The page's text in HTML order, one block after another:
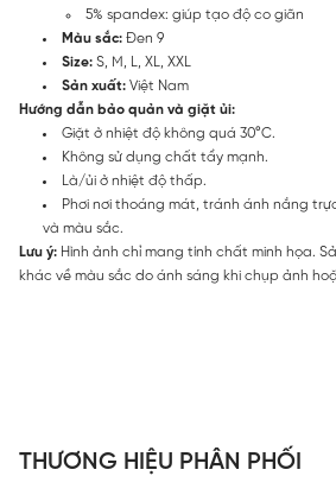
5% spandex: giúp tạo độ co giãn
Màu sắc: Đen 9
Size: S, M, L, XL, XXL
Sản xuất: Việt Nam
Hướng dẫn bảo quản và giặt ủi:
Giặt ở nhiệt độ không quá 30°C.
Không sử dụng chất tẩy mạnh.
Là/ủi ở nhiệt độ thấp.
Phơi nơi thoáng mát, tránh ánh nắng
và màu sắc.
Lưu ý: Hình ảnh chỉ mang tính chất minh họa.
khác về màu sắc do ánh sáng khi chụp ảnh
THƯƠNG HIỆU PHÂN PHỐI